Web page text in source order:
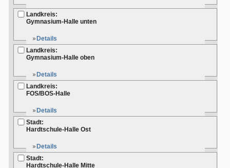
Landkreis:
Gymnasium-Halle unten
Details
Landkreis:
Gymnasium-Halle oben
Details
Landkreis:
FOS/BOS-Halle
Details
Stadt:
Hardtschule-Halle Ost
Details
Stadt:
Hardtschule-Halle Mitte